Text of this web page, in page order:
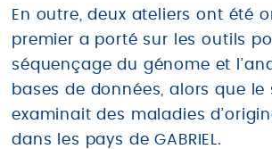
En outre, deux ateliers ont été
premier a porté sur les outils
séquençage du génome et
bases de données, alors que le
examinait des maladies
dans les pays de GABRIEL.